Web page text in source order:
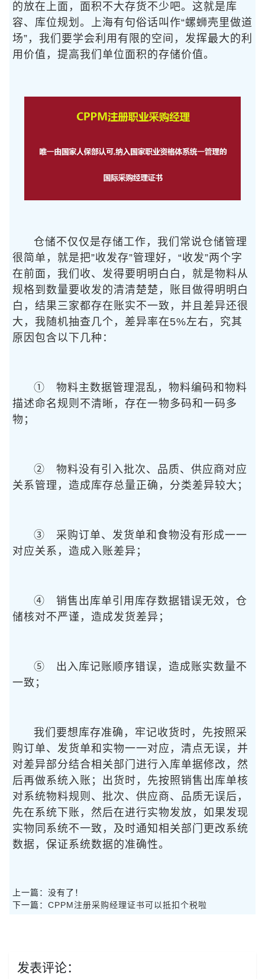
的放在上面，面积不大存货不少吧。这就是库
容、库位规划。上海有句俗话叫作“螺蛳壳里做道
场”，我们要学会利用有限的空间，发挥最大的利
用价值，提高我们单位面积的存储价值。
仓储不仅仅是存储工作，我们常说仓储管理
很简单，就是把”收发存”管理好，“收发”两个字
在前面，我们收、发得要明明白白，就是物料从
规格到数量要收发的清清楚楚，账目做得明明白
白，结果三家都存在账实不一致，并且差异还很
大，我随机抽查几个，差异率在5%左右，究其
原因包含以下几种：
① 物料主数据管理混乱，物料编码和物料
描述命名规则不清晰，存在一物多码和一码多
物；
② 物料没有引入批次、品质、供应商对应
关系管理，造成库存总量正确，分类差异较大；
③ 采购订单、发货单和食物没有形成一一
对应关系，造成入账差异；
④ 销售出库单引用库存数据错误无效，仓
储核对不严谨，造成发货差异；
⑤ 出入库记账顺序错误，造成账实数量不
一致；
我们要想库存准确，牢记收货时，先按照采
购订单、发货单和实物一一对应，清点无误，并
对差异部分结合相关部门进行入库单据修改，然
后再做系统入账；出货时，先按照销售出库单核
对系统物料规则、批次、供应商、品质无误后，
先在系统下账，然后在进行实物发放，如果发现
实物同系统不一致，及时通知相关部门更改系统
数据，保证系统数据的准确性。
上一篇：没有了！
下一篇： CPPM注册采购经理证书可以抵扣个税啦
发表评论：